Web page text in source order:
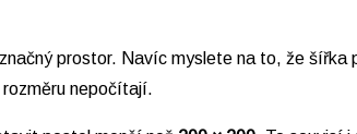
prostor. Navíc myslete na to, že šířka
nepočítají.